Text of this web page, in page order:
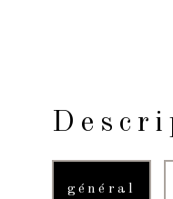
général